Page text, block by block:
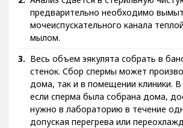
предварительно необходимо
мочеиспускательного канала
мылом.
Весь объем эякулята собрать в
стенок. Сбор спермы может
дома, так и в помещении клиники. В
если сперма была собрана дома,
нужно в лабораторию в течение
допуская перегрева или